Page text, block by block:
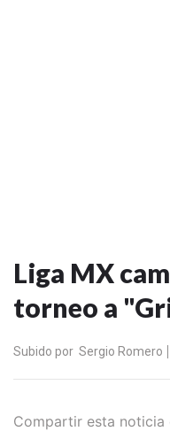
Liga MX
torneo a
Subido por Sergio Romero
Compartir esta noticia